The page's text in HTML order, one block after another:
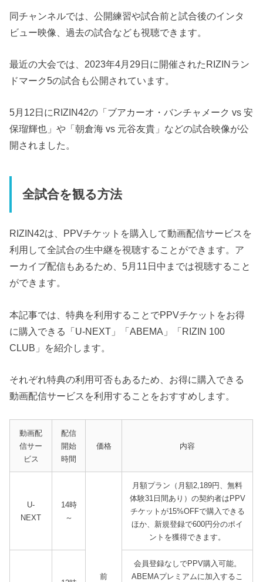
同チャンネルでは、公開練習や試合前と試合後のインタ
ビュー映像、過去の試合なども視聴できます。
最近の大会では、2023年4月29日に開催されたRIZINラン
ドマーク5の試合も公開されています。
5月12日にRIZIN42の「ブアカーオ・バンチャメーク vs 安
保瑠輝也」や「朝倉海 vs 元谷友貴」などの試合映像が公
開されました。
全試合を観る方法
RIZIN42は、PPVチケットを購入して動画配信サービスを
利用して全試合の生中継を視聴することができます。ア
ーカイブ配信もあるため、5月11日中までは視聴すること
ができます。
本記事では、特典を利用することでPPVチケットをお得
に購入できる「U-NEXT」「ABEMA」「RIZIN 100
CLUB」を紹介します。
それぞれ特典の利用可否もあるため、お得に購入できる
動画配信サービスを利用することをおすすめします。
動画配
信サー
ビス
配信
開始
時間
価格 内容
U-
NEXT
14時
～
前
月額プラン（月額2,189円、無料
体験31日間あり）の契約者はPPV
チケットが15%OFFで購入できる
ほか、新規登録で600円分のポイ
ントを獲得できます。
会員登録なしでPPV購入可能。
ABEMAプレミアムに加入するこ